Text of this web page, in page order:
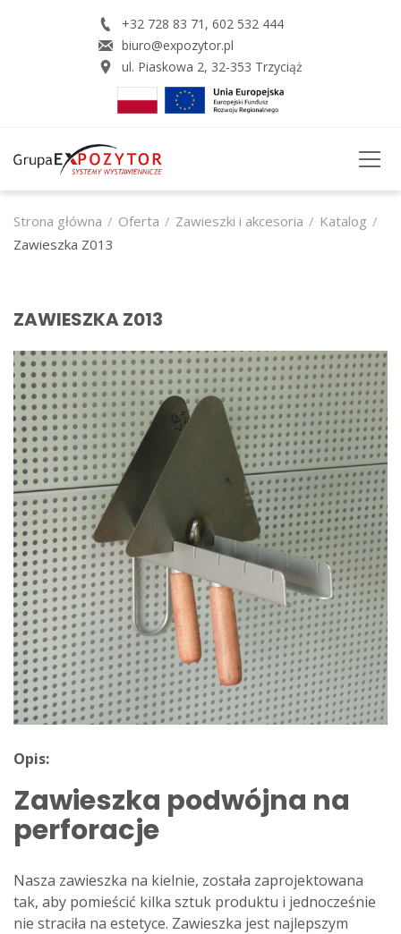
+32 728 83 71 , 602 532 444
biuro@expozytor.pl
ul. Piaskowa 2, 32-353 Trzyciąż
STRONA GŁÓWNA
O FIRMIE
REALZACJE
BLOG
KONTAKT
FUNDUSZE EU
Strona główna Oferta Zawieszki i akcesoria
Katalog
Zawieszka Z013
ZAWIESZKA Z013
Opis:
Zawieszka podwójna na
perforacje
Nasza zawieszka na kielnie, została zaprojektowana
tak, aby pomieścić kilka sztuk produktu i jednocześnie
nie straciła na estetyce. Zawieszka jest najlepszym